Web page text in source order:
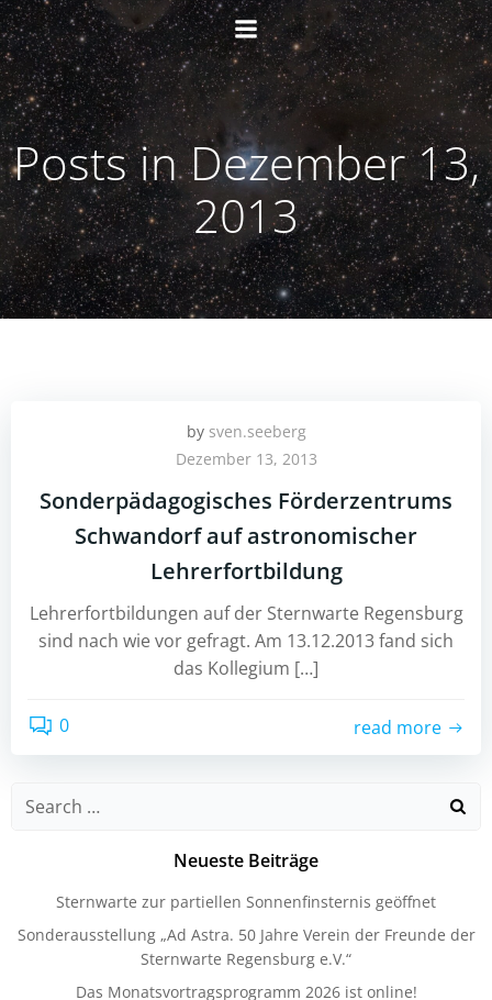
Zum
Inhalt
springen
Posts in Dezember 13,
2013
by sven.seeberg
Dezember 13, 2013
Sonderpädagogisches Förderzentrums
Schwandorf auf astronomischer
Lehrerfortbildung
Lehrerfortbildungen auf der Sternwarte Regensburg
sind nach wie vor gefragt. Am 13.12.2013 fand sich
das Kollegium […]
0 read more
Search
Neueste Beiträge
Sternwarte zur partiellen Sonnenfinsternis geöffnet
Sonderausstellung „Ad Astra. 50 Jahre Verein der Freunde der
Sternwarte Regensburg e.V.“
Das Monatsvortragsprogramm 2026 ist online!